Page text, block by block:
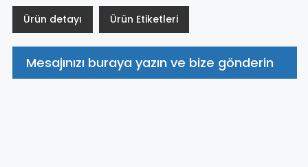
Ürün detayı Ürün Etiketleri
Mesajınızı buraya yazın ve bize gönderin